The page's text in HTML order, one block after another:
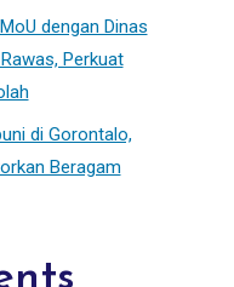
dengan Dinas
Perkuat
di Gorontalo,
Beragam